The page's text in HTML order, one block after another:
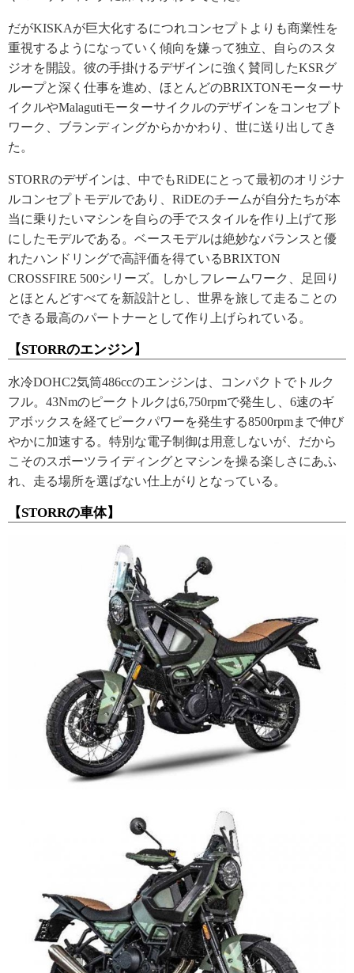
だがKISKAが巨大化するにつれコンセプトよりも商業性を
重視するようになっていく傾向を嫌って独立、自らのスタ
ジオを開設。彼の手掛けるデザインに強く賛同したKSRグ
ループと深く仕事を進め、ほとんどのBRIXTONモーターサ
イクルやMalagutiモーターサイクルのデザインをコンセプト
ワーク、ブランディングからかかわり、世に送り出してき
た。
STORRのデザインは、中でもRiDEにとって最初のオリジナ
ルコンセプトモデルであり、RiDEのチームが自分たちが本
当に乗りたいマシンを自らの手でスタイルを作り上げて形
にしたモデルである。ベースモデルは絶妙なバランスと優
れたハンドリングで高評価を得ているBRIXTON
CROSSFIRE 500シリーズ。しかしフレームワーク、足回り
とほとんどすべてを新設計とし、世界を旅して走ることの
できる最高のパートナーとして作り上げられている。
【STORRのエンジン】
水冷DOHC2気筒486ccのエンジンは、コンパクトでトルク
フル。43Nmのピークトルクは6,750rpmで発生し、6速のギ
アボックスを経てピークパワーを発生する8500rpmまで伸び
やかに加速する。特別な電子制御は用意しないが、だから
こそのスポーツライディングとマシンを操る楽しさにあふ
れ、走る場所を選ばない仕上がりとなっている。
【STORRの車体】